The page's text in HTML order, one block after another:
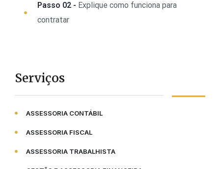
Passo 02 - Explique como funciona para
contratar
Serviços
ASSESSORIA CONTÁBIL
ASSESSORIA FISCAL
ASSESSORIA TRABALHISTA